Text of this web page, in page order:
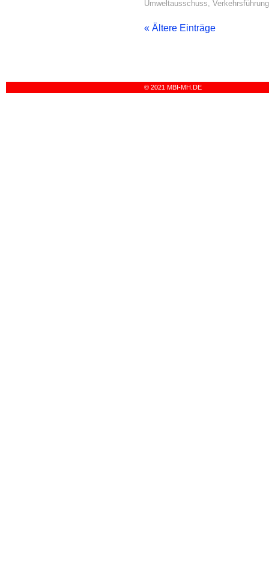
Umweltausschuss, Verkehrsführung
« Ältere Einträge
© 2021 MBI-MH.DE